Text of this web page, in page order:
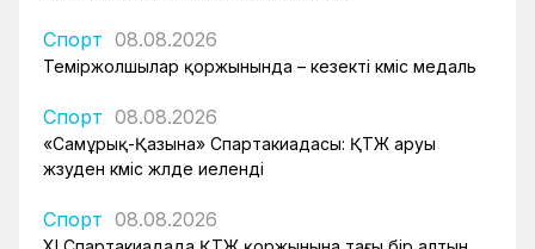
Спорт 08.08.2026
Теміржолшылар қоржынында – кезекті күміс медаль
Спорт 08.08.2026
«Самұрық-Қазына» Спартакиадасы: ҚТЖ аруы
жүзуден күміс жүлде иеленді
Спорт 08.08.2026